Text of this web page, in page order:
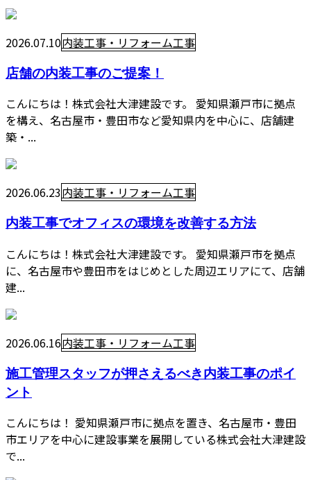
2026.07.10内装工事・リフォーム工事
店舗の内装工事のご提案！
こんにちは！株式会社大津建設です。 愛知県瀬戸市に拠点
を構え、名古屋市・豊田市など愛知県内を中心に、店舗建
築・...
2026.06.23内装工事・リフォーム工事
内装工事でオフィスの環境を改善する方法
こんにちは！株式会社大津建設です。 愛知県瀬戸市を拠点
に、名古屋市や豊田市をはじめとした周辺エリアにて、店舗
建...
2026.06.16内装工事・リフォーム工事
施工管理スタッフが押さえるべき内装工事のポイ
ント
こんにちは！ 愛知県瀬戸市に拠点を置き、名古屋市・豊田
市エリアを中心に建設事業を展開している株式会社大津建設
で...